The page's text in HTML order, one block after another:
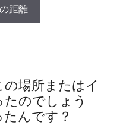
距離
場所またはイ
のでしょう
んです？